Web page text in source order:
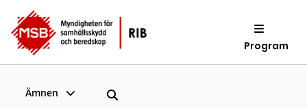
Program
Ämnen